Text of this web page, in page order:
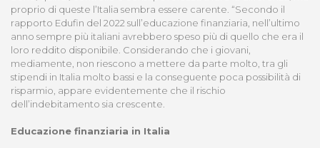
proprio di queste l’Italia sembra essere carente. “Secondo il
rapporto Edufin del 2022 sull’educazione finanziaria, nell’ultimo
anno sempre più italiani avrebbero speso più di quello che era il
loro reddito disponibile. Considerando che i giovani,
mediamente, non riescono a mettere da parte molto, tra gli
stipendi in Italia molto bassi e la conseguente poca possibilità di
risparmio, appare evidentemente che il rischio
dell’indebitamento sia crescente.
Educazione finanziaria in Italia